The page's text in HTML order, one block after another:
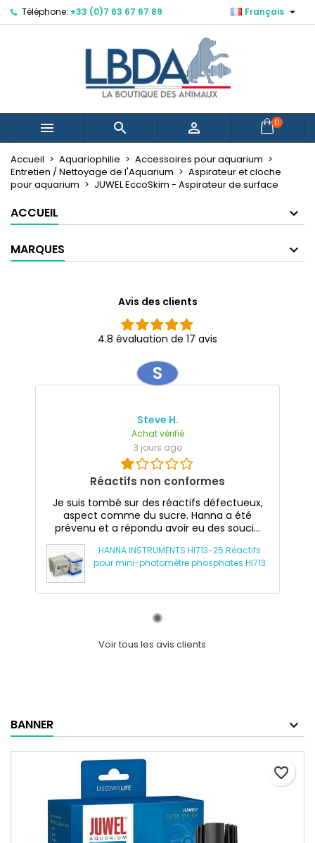
Téléphone: +33 (0)7 63 67 67 89 Français 
   0
Accueil Aquariophilie
Accessoires pour aquarium
Entretien / Nettoyage de l'Aquarium
Aspirateur et cloche
pour aquarium
JUWEL EccoSkim - Aspirateur de surface
ACCUEIL
MARQUES
Avis des clients
4.8 évaluation de 17 avis
S
Steve H.
Achat vérifié
3 jours ago
Réactifs non conformes
Je suis tombé sur des réactifs défectueux,
aspect comme du sucre. Hanna a été
prévenu et a répondu avoir eu des souci...
HANNA INSTRUMENTS HI713-25 Réactifs
pour mini-photomètre phosphates HI713
Voir tous les avis clients
BANNER
favorite_border
Mes listes d'envies ×
Créer une nouvelle liste
Créer une liste d'envies ×
Nom de la liste d'envies
Annuler Créer une liste d'envies
Connexion ×
Vous devez être connecté pour ajouter des produits
à votre liste d'envies.
Annuler Connexion